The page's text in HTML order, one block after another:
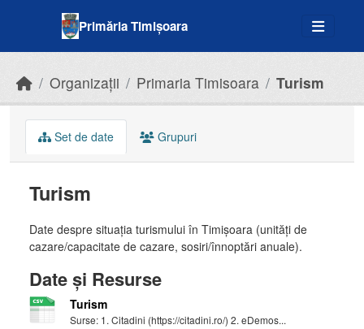
Primăria Timișoara
Organizații Primaria Timisoara Turism
Set de date Grupuri
Turism
Date despre situația turismului în Timișoara (unități de
cazare/capacitate de cazare, sosiri/înnoptări anuale).
Date și Resurse
Turism
Surse: 1. Citadini (https://citadini.ro/) 2. eDemos...